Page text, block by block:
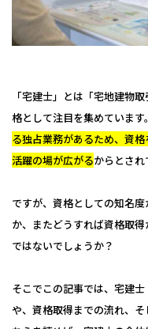
高校1・2年生の皆様へ
公務員・就職・資格に強
学生紹介
教職員紹介
キャンパス紹介
大学編入・大学院進学につ
アクセス
よくあるご質問
系統紹介
事務系
経理系
IT・ビジネス系
税理士・会計士系
公務員合格実績
就職内定実績
資格・検定合格実績
入試・学費・特待生制度
入試について
学費について
特待生制度について
イベント情報
#青春Expressとオープン
オンライン学校・入試説明会
交通費支給制度
#青春Express
コラム
相談窓口
「宅建士」とは「宅地建物
格として注目を集めています
る独占業務があるため、資
活躍の場が広がるからとされ
ですが、資格としての知名
か、またどうすれば資格取
ではないでしょうか？
そこでこの記事では、宅建
や、資格取得までの流れ、